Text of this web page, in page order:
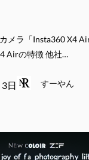
メラ「Insta360 X4
Airの特徴 他社…
日 すーやん